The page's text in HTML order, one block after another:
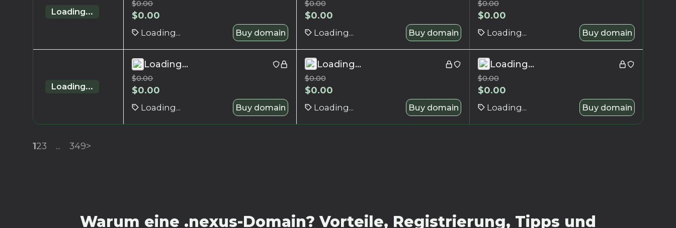
Loading...
$0.00
$0.00
Loading... Buy domain
$0.00
$0.00
Loading... Buy domain
$0.00
$0.00
Loading... Buy domain
Loading...
Loading...
$0.00
$0.00
Loading... Buy domain
Loading...
$0.00
$0.00
Loading... Buy domain
Loading...
$0.00
$0.00
Loading... Buy domain
123 ... 349>
Warum eine .nexus-Domain? Vorteile, Registrierung, Tipps und